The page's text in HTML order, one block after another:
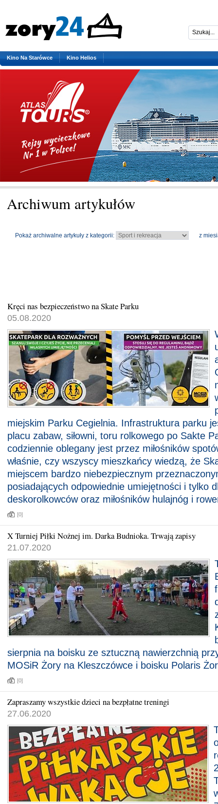
Kino Na Starówce Kino Helios
Archiwum artykułów
Pokaż archiwalne artykuły z kategorii: z
Kręci nas bezpieczeństwo na Skate Parku
05.08.2020
miejskim Parku Cegielnia. Infrastruktura parku
placu zabaw, siłowni, toru rolkowego po Sakte
codziennie oblegany jest przez miłośników
właśnie, czy wszyscy mieszkańcy wiedzą, że
miejscem bardzo niebezpiecznym
posiadających odpowiednie umiejętności i tylko
deskorolkowców oraz miłośników hulajnóg i
[0]
X Turniej Piłki Nożnej im. Darka Budnioka. Trwają zapisy
21.07.2020
sierpnia na boisku ze sztuczną nawierzchnią
MOSiR Żory na Kleszczówce i boisku Polaris
[0]
Zapraszamy wszystkie dzieci na bezpłatne treningi
27.06.2020